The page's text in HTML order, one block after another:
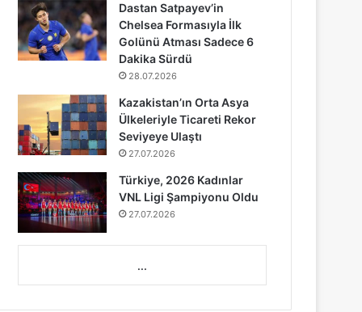
Dastan Satpayev’in
Chelsea Formasıyla İlk
Golünü Atması Sadece 6
Dakika Sürdü
28.07.2026
Kazakistan’ın Orta Asya
Ülkeleriyle Ticareti Rekor
Seviyeye Ulaştı
27.07.2026
Türkiye, 2026 Kadınlar
VNL Ligi Şampiyonu Oldu
27.07.2026
...